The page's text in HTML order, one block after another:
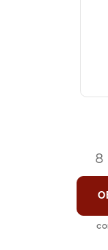
8